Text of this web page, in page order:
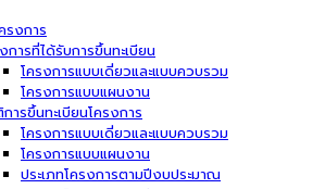
รงการ
การที่ได้รับการขึ้นทะเบียน
โครงการแบบเดี่ยวและแบบควบรวม
โครงการแบบแผนงาน
ารขึ้นทะเบียนโครงการ
โครงการแบบเดี่ยวและแบบควบรวม
โครงการแบบแผนงาน
ประเภทโครงการตามปีงบประมาณ